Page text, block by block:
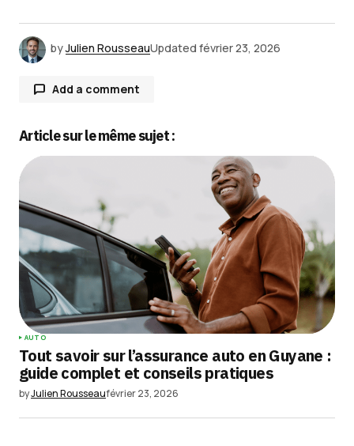
byJulien RousseauUpdated février 23, 2026
Add a comment
Votre adresse e-mail ne sera pas publiée.Les
champs obligatoires sont indiqués avec
Comment *
Your Name*
Your E-mail*
site dans le navigateur pour mon prochain
Article sur le même sujet :
AUTO
Tout savoir sur l’assurance auto en Guyane :
guide complet et conseils pratiques
byJulien Rousseaufévrier 23, 2026